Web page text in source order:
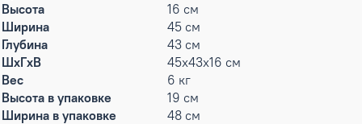
Высота
16 см
Ширина
45 см
Глубина
43 см
ШxГxВ
45x43x16 см
Вес
6 кг
Высота в упаковке
19 см
Ширина в упаковке
48 см